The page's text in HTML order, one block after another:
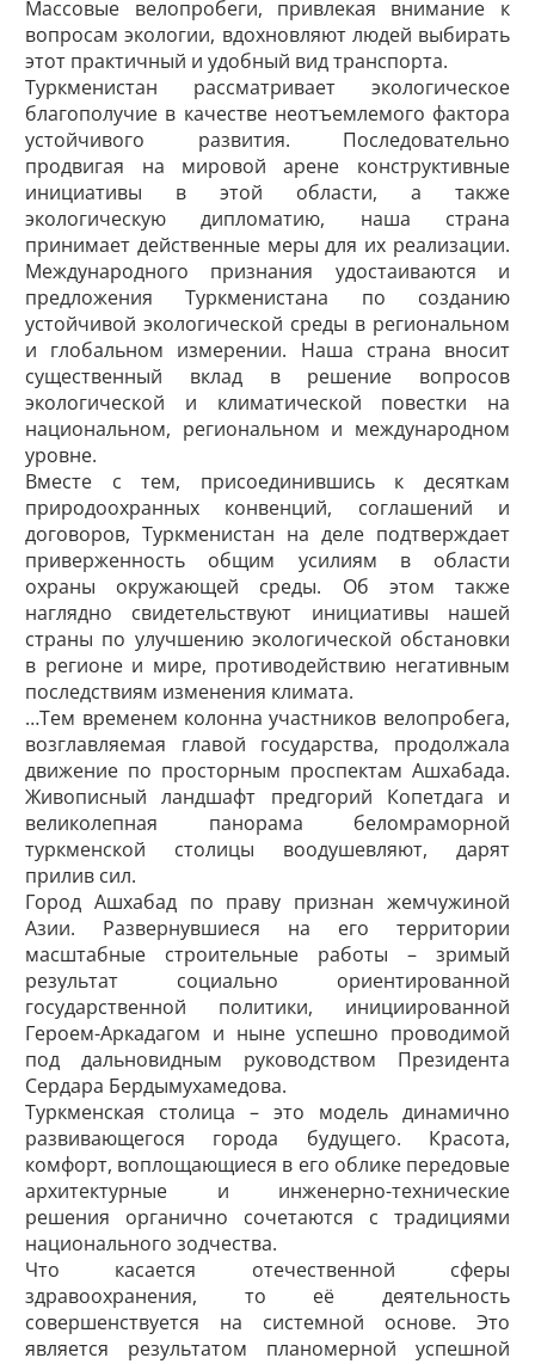
Массовые велопробеги, прив­лекая внимание к
вопросам экологии, вдохновляют людей выбирать
этот практичный и удобный вид транспорта.
Туркменистан рассматривает экологическое
благополучие в качестве неотъемлемого фактора
устойчивого развития. Последовательно
продвигая на мировой арене конструктивные
инициативы в этой области, а также
экологическую дипломатию, наша страна
принимает действенные меры для их реализации.
Международного признания удостаиваются и
предложения Туркменистана по созданию
устойчивой экологической среды в региональном
и глобальном измерении. Наша страна вносит
существенный вклад в решение вопросов
экологической и климатической повестки на
национальном, региональном и международном
уровне.
Вместе с тем, присоединившись к десяткам
природоохранных конвенций, соглашений и
договоров, Туркменистан на деле подтверждает
приверженность общим усилиям в области
охраны окружающей среды. Об этом также
наглядно свидетельствуют инициативы нашей
страны по улучшению экологической обстановки
в регионе и мире, противодействию негативным
последствиям изменения климата.
…Тем временем колонна участников велопробега,
возглавляемая главой государства, продолжала
движение по просторным проспектам Ашхабада.
Живописный ландшафт предгорий Копетдага и
великолепная панорама беломраморной
туркменской столицы воодушевляют, дарят
прилив сил.
Город Ашхабад по праву признан жемчужиной
Азии. Развернувшиеся на его территории
масштабные строительные работы – зримый
результат социально ориентированной
государственной политики, инициированной
Героем-­Аркадагом и ныне успешно проводимой
под дальновидным руководством Президента
Сердара Бердымухамедова.
Туркменская столица – это модель динамично
развивающегося города будущего. Красота,
комфорт, воплощающиеся в его облике передовые
архитектурные и инженерно-технические
решения органично сочетаются с традициями
национального зодчества.
Что касается отечественной сферы
здравоохранения, то её деятельность
совершенствуется на системной основе. Это
является результатом планомерной успешной